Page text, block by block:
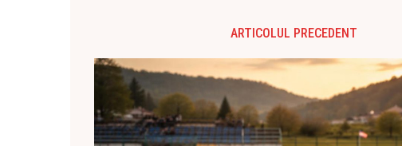
ARTICOLUL PRECEDENT